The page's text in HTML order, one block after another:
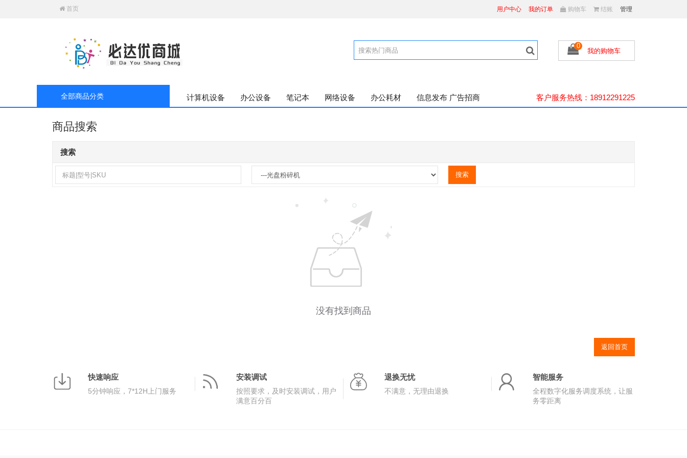
首页 用户中心 我的订单 购物车 结账 管理
0
我的购物车
全部商品分类 计算机设备 办公设备 笔记本 网络设备 办公耗材 信息发布 广告招商 客户服务热线：18912291225
商品搜索
搜索
没有找到商品
返回首页
快速响应
5分钟响应，7*12H上门服务
安装调试
按照要求，及时安装调试，用户
满意百分百
退换无忧
不满意，无理由退换
智能服务
全程数字化服务调度系统，让服
务零距离